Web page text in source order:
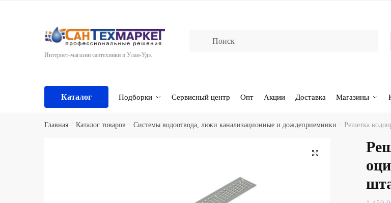
Интернет-магазин сантехники в Улан-Удэ.
Каталог Подборки Сервисный центр Опт Акции Доставка Магазины
Главная Каталог товаров Системы водоотвода, люки канализационные и дождеприемники Решетка
🔍